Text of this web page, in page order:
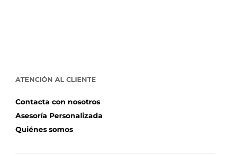
ATENCIÓN AL CLIENTE
Contacta con nosotros
Asesoría Personalizada
Quiénes somos